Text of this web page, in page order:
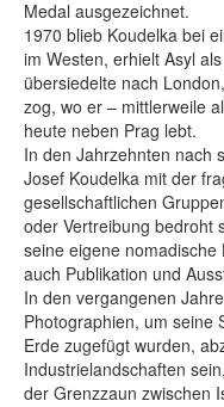
Medal ausgezeichnet.
1970 blieb Koudelka bei
im Westen, erhielt Asyl
übersiedelte nach
zog, wo er – mittlerweile
heute neben Prag lebt.
In den Jahrzehnten nach
Josef Koudelka mit der
gesellschaftlichen
oder Vertreibung bedroht
seine eigene nomadische
auch Publikation und
In den vergangenen
Photographien, um seine
Erde zugefügt wurden,
Industrielandschaften
der Grenzzaun zwischen